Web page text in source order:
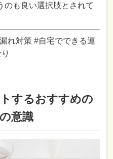
のも良い選択肢とされて
れ対策 #自宅でできる運
するおすすめの
意識